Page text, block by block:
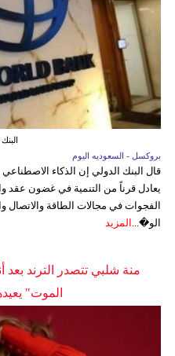
بروكسل - السعوديه اليوم
قال البنك الدولي إن الذكاء
يعادل قرناً من التنمية في غضون
الفجوات في مجالات الطاقة والاتصال
الو�... المزيد
منة شلبي تتصدر الترند بعد
الموت"